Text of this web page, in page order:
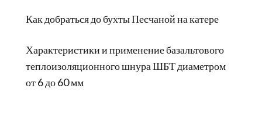
Как добраться до бухты Песчаной на катере
Характеристики и применение базальтового
теплоизоляционного шнура ШБТ диаметром
от 6 до 60 мм